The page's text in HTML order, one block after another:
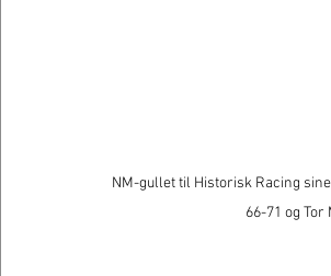
NM-gullet til Historisk Racing
66-71 og